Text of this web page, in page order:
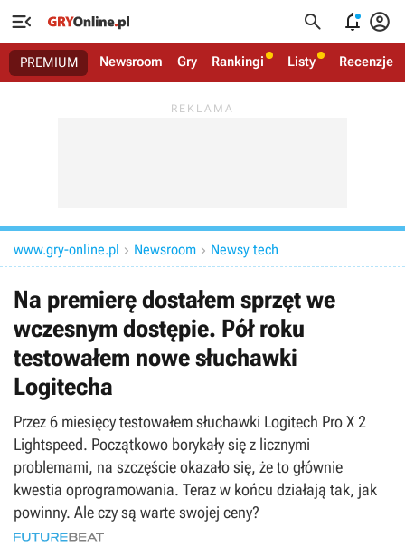
   
PREMIUM Newsroom Gry Rankingi Listy Recenzje
www.gry-online.pl  Newsroom  Newsy tech
Na premierę dostałem sprzęt we
wczesnym dostępie. Pół roku
testowałem nowe słuchawki
Logitecha
Przez 6 miesięcy testowałem słuchawki Logitech Pro X 2
Lightspeed. Początkowo borykały się z licznymi
problemami, na szczęście okazało się, że to głównie
kwestia oprogramowania. Teraz w końcu działają tak, jak
powinny. Ale czy są warte swojej ceny?